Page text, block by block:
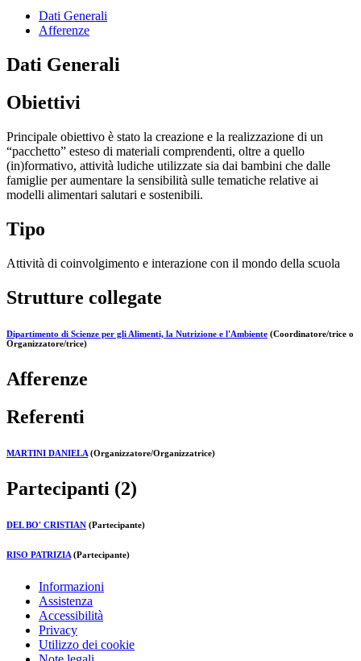
Dati Generali
Afferenze
Dati Generali
Obiettivi
Principale obiettivo è stato la creazione e la realizzazione di un
“pacchetto” esteso di materiali comprendenti, oltre a quello
(in)formativo, attività ludiche utilizzate sia dai bambini che dalle
famiglie per aumentare la sensibilità sulle tematiche relative ai
modelli alimentari salutari e sostenibili.
Tipo
Attività di coinvolgimento e interazione con il mondo della scuola
Strutture collegate
Dipartimento di Scienze per gli Alimenti, la Nutrizione e l'Ambiente (Coordinatore/trice o
Organizzatore/trice)
Afferenze
Referenti
MARTINI DANIELA (Organizzatore/Organizzatrice)
Partecipanti (2)
DEL BO' CRISTIAN (Partecipante)
RISO PATRIZIA (Partecipante)
Informazioni
Assistenza
Accessibilità
Privacy
Utilizzo dei cookie